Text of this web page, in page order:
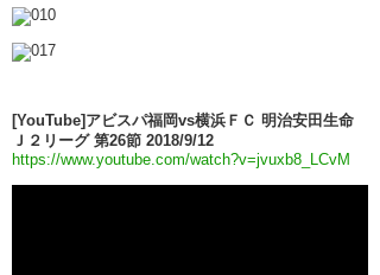
[YouTube]アビスパ福岡vs横浜ＦＣ 明治安田生命
Ｊ２リーグ 第26節 2018/9/12
https://www.youtube.com/watch?v=jvuxb8_LCvM